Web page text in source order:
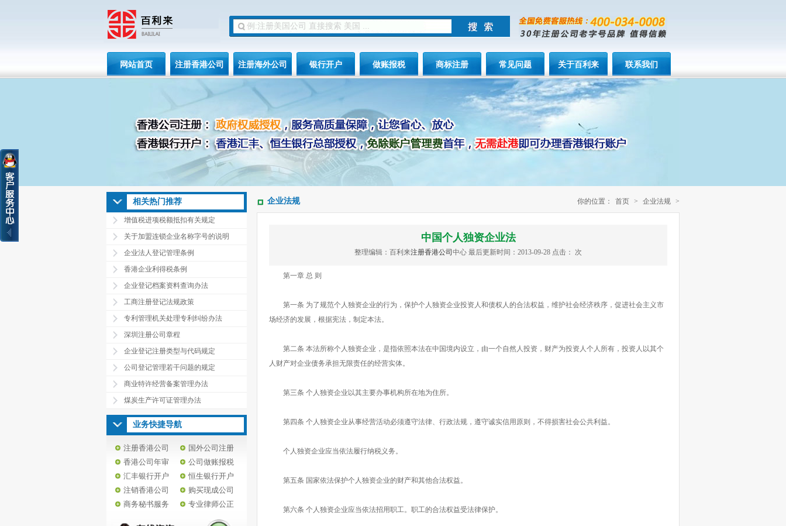
网站首页 注册香港公司 注册海外公司 银行开户 做账报税 商标注册 常见问题 关于百利来 联系我们
相关热门推荐
增值税进项税额抵扣有关规定
关于加盟连锁企业名称字号的说明
企业法人登记管理条例
香港企业利得税条例
企业登记档案资料查询办法
工商注册登记法规政策
专利管理机关处理专利纠纷办法
深圳注册公司章程
企业登记注册类型与代码规定
公司登记管理若干问题的规定
商业特许经营备案管理办法
煤炭生产许可证管理办法
业务快捷导航
注册香港公司
国外公司注册
香港公司年审
公司做账报税
汇丰银行开户
恒生银行开户
注销香港公司
购买现成公司
商务秘书服务
专业律师公正
你的位置： 首页 > 企业法规 >
企业法规
中国个人独资企业法
整理编辑：百利来注册香港公司 中心 最后更新时间：2013-09-28 点击： 次
第一章 总 则
第一条 为了规范个人独资企业的行为，保护个人独资企业投资人和债权人的合法权益，维护社会经济秩序，促进社会主义市
场经济的发展，根据宪法，制定本法。
第二条 本法所称个人独资企业，是指依照本法在中国境内设立，由一个自然人投资，财产为投资人个人所有，投资人以其个
人财产对企业债务承担无限责任的经营实体。
第三条 个人独资企业以其主要办事机构所在地为住所。
第四条 个人独资企业从事经营活动必须遵守法律、行政法规，遵守诚实信用原则，不得损害社会公共利益。
个人独资企业应当依法履行纳税义务。
第五条 国家依法保护个人独资企业的财产和其他合法权益。
第六条 个人独资企业应当依法招用职工。职工的合法权益受法律保护。